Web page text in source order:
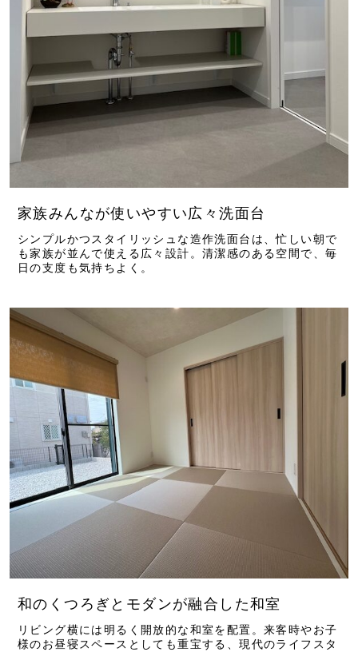
家族みんなが使いやすい広々洗面台
シンプルかつスタイリッシュな造作洗面台は、忙しい朝で
も家族が並んで使える広々設計。清潔感のある空間で、毎
日の支度も気持ちよく。
和のくつろぎとモダンが融合した和室
リビング横には明るく開放的な和室を配置。来客時やお子
様のお昼寝スペースとしても重宝する、現代のライフスタ